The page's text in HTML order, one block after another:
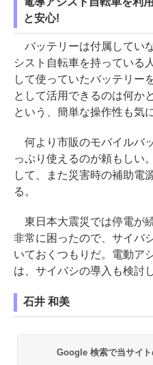
と安心!
バッテリーは付属してい
シスト自転車を持っている
して使っていたバッテリー
として活用できるのは何か
という、簡単な操作性も気
何より市販のモバイルバ
っぷり使えるのが頼もしい
して、また災害時の補助電
る。
東日本大震災では停電が
非常に困ったので、サイバ
いておくつもりだ。電動ア
は、サイバシの導入も検討
石井 和美
Google 検索で当サイ